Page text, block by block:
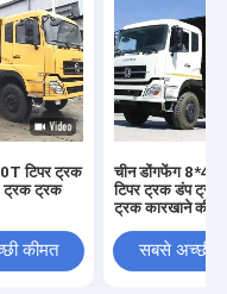
टिपर ट्रक
ट्रक ट्रक
कीमत
चीन डोंगफेंग 8*4
टिपर ट्रक डंप
ट्रक कारखाने की
सबसे अच्छी